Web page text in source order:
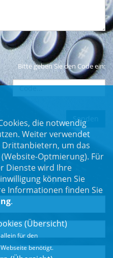
Bitte geben Sie den Code ein:
und der Region.
die notwendig
Weiter verwendet
Drittanbietern, um das
Optmierung). Für
Dienste wird Ihre
können Sie
Informationen finden Sie
.
(Übersicht)
für den
benötigt.